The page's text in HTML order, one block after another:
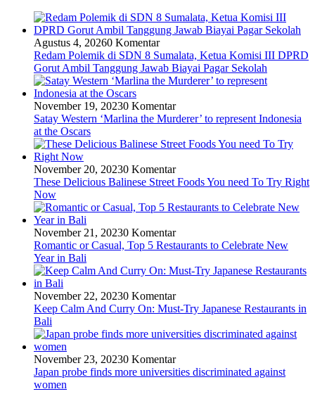
Agustus 4, 20260 Komentar
Redam Polemik di SDN 8 Sumalata, Ketua Komisi III DPRD
Gorut Ambil Tanggung Jawab Biayai Pagar Sekolah
November 19, 20230 Komentar
Satay Western ‘Marlina the Murderer’ to represent Indonesia
at the Oscars
November 20, 20230 Komentar
These Delicious Balinese Street Foods You need To Try Right
Now
November 21, 20230 Komentar
Romantic or Casual, Top 5 Restaurants to Celebrate New
Year in Bali
November 22, 20230 Komentar
Keep Calm And Curry On: Must-Try Japanese Restaurants in
Bali
November 23, 20230 Komentar
Japan probe finds more universities discriminated against
women